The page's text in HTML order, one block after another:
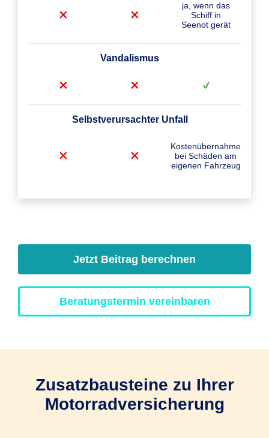
ja, wenn das
Schiff in
Seenot gerät
Vandalismus
Selbstverursachter Unfall
Kostenübernahme
bei Schäden am
eigenen Fahrzeug
Jetzt Beitrag berechnen
Beratungstermin vereinbaren
Zusatzbausteine zu Ihrer
Motorradversicherung